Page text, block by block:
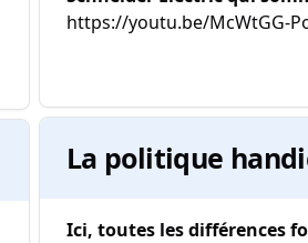
https://youtu.be/McWtGG-
La politique
Ici, toutes les différences